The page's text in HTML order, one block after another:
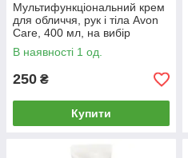
Мультифункціональний крем
для обличчя, рук і тіла Avon
Care, 400 мл, на вибір
В наявності 1 од.
250 ₴
Купити